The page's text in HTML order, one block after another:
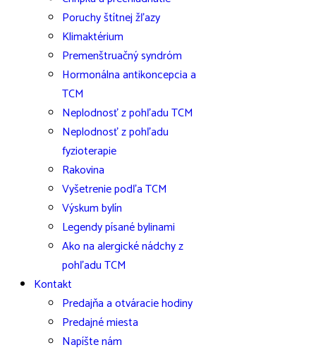
Poruchy štítnej žľazy
Klimaktérium
Premenštruačný syndróm
Hormonálna antikoncepcia a
TCM
Neplodnosť z pohľadu TCM
Neplodnosť z pohľadu
fyzioterapie
Rakovina
Vyšetrenie podľa TCM
Výskum bylín
Legendy písané bylinami
Ako na alergické nádchy z
pohľadu TCM
Kontakt
Predajňa a otváracie hodiny
Predajné miesta
Napíšte nám